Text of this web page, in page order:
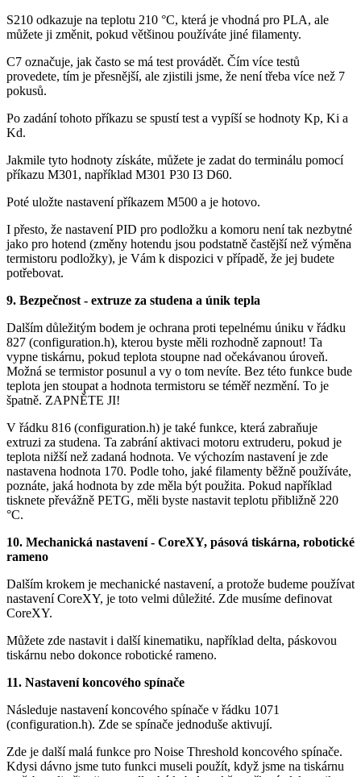
S210 odkazuje na teplotu 210 °C, která je vhodná pro PLA, ale
můžete ji změnit, pokud většinou používáte jiné filamenty.
C7 označuje, jak často se má test provádět. Čím více testů
provedete, tím je přesnější, ale zjistili jsme, že není třeba více než 7
pokusů.
Po zadání tohoto příkazu se spustí test a vypíší se hodnoty Kp, Ki a
Kd.
Jakmile tyto hodnoty získáte, můžete je zadat do terminálu pomocí
příkazu M301, například M301 P30 I3 D60.
Poté uložte nastavení příkazem M500 a je hotovo.
I přesto, že nastavení PID pro podložku a komoru není tak nezbytné
jako pro hotend (změny hotendu jsou podstatně častější než výměna
termistoru podložky), je Vám k dispozici v případě, že jej budete
potřebovat.
9. Bezpečnost - extruze za studena a únik tepla
Dalším důležitým bodem je ochrana proti tepelnému úniku v řádku
827 (configuration.h), kterou byste měli rozhodně zapnout! Ta
vypne tiskárnu, pokud teplota stoupne nad očekávanou úroveň.
Možná se termistor posunul a vy o tom nevíte. Bez této funkce bude
teplota jen stoupat a hodnota termistoru se téměř nezmění. To je
špatně. ZAPNĚTE JI!
V řádku 816 (configuration.h) je také funkce, která zabraňuje
extruzi za studena. Ta zabrání aktivaci motoru extruderu, pokud je
teplota nižší než zadaná hodnota. Ve výchozím nastavení je zde
nastavena hodnota 170. Podle toho, jaké filamenty běžně používáte,
poznáte, jaká hodnota by zde měla být použita. Pokud například
tisknete převážně PETG, měli byste nastavit teplotu přibližně 220
°C.
10. Mechanická nastavení - CoreXY, pásová tiskárna, robotické
rameno
Dalším krokem je mechanické nastavení, a protože budeme používat
nastavení CoreXY, je toto velmi důležité. Zde musíme definovat
CoreXY.
Můžete zde nastavit i další kinematiku, například delta, páskovou
tiskárnu nebo dokonce robotické rameno.
11. Nastavení koncového spínače
Následuje nastavení koncového spínače v řádku 1071
(configuration.h). Zde se spínače jednoduše aktivují.
Zde je další malá funkce pro Noise Threshold koncového spínače.
Kdysi dávno jsme tuto funkci museli použít, když jsme na tiskárnu